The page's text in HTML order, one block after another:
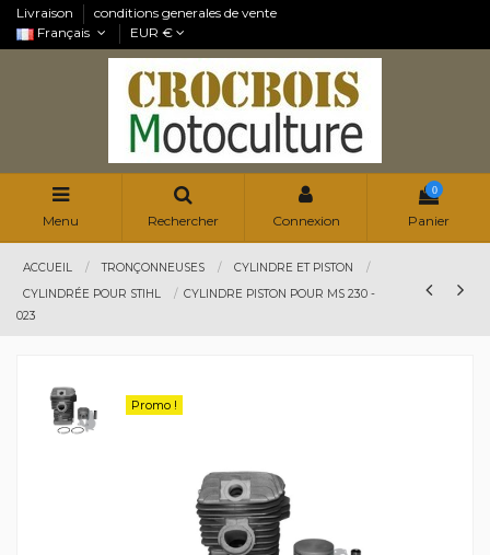
Livraison
conditions generales de vente
Français
EUR €
Menu Rechercher Connexion
0
Panier
ACCUEIL TRONÇONNEUSES
CYLINDRE ET PISTON
CYLINDRÉE POUR STIHL
CYLINDRE PISTON POUR MS 230 -
023
Promo !